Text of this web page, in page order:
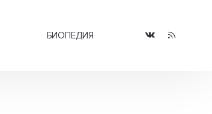
БИОПЕДИЯ